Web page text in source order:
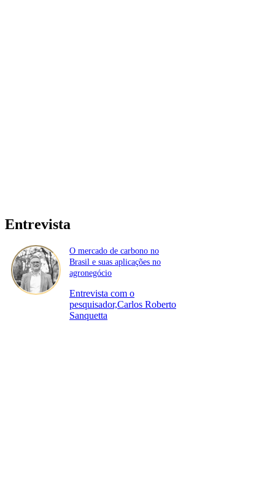
Entrevista
O mercado de carbono no
Brasil e suas aplicações no
agronegócio
Entrevista com o
pesquisador,Carlos Roberto
Sanquetta